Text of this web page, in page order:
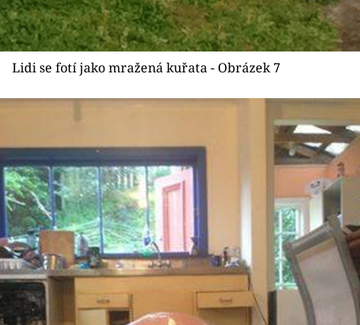
Lidi se fotí jako mražená kuřata - Obrázek 7